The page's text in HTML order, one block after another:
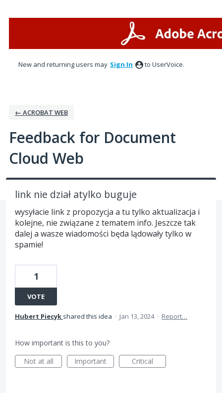
New and returning users may Sign In to UserVoice.
← ACROBAT WEB
Feedback for Document
Cloud Web
link nie dział atylko buguje
wysyłacie link z propozycja a tu tylko aktualizacja i
kolejne, nie związane z tematem info. Jeszcze tak
dalej a wasze wiadomości będa lądowały tylko w
spamie!
1
VOTE
Hubert Piecyk shared this idea · Jan 13, 2024 · Report…
How important is this to you?
Not at all
Important Critical